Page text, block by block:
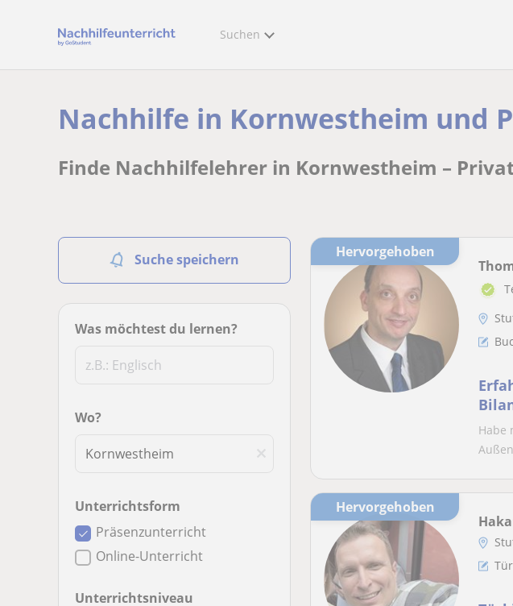
Suchen
Nachhilfe in Kornwestheim und
Finde Nachhilfelehrer in Kornwestheim –
Suche speichern
Was möchtest du lernen?
Wo?
Unterrichtsform
Präsenzunterricht
Online-Unterricht
Unterrichtsniveau
Hervorgehoben
Habe
Hervorgehoben